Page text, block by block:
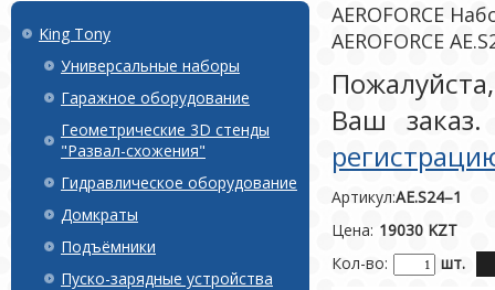
King Tony
Универсальные наборы
Гаражное оборудование
Геометрические 3D стенды
"Развал-схожения"
Гидравлическое оборудование
Домкраты
Подъёмники
Пуско-зарядные устройства
AEROFORCE
AEROFORCE
Ваш
Артикул:AE.S24–1
Цена: 19030 KZT
Кол-во:
шт.